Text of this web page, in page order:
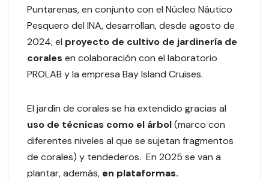
Puntarenas, en conjunto con el Núcleo Náutico
Pesquero del INA, desarrollan, desde agosto de
2024, el proyecto de cultivo de jardinería de
corales en colaboración con el laboratorio
PROLAB y la empresa Bay Island Cruises.
El jardín de corales se ha extendido gracias al
uso de técnicas como el árbol(marco con
diferentes niveles al que se sujetan fragmentos
de corales) y tendederos. En 2025 se van a
plantar, además, en plataformas.